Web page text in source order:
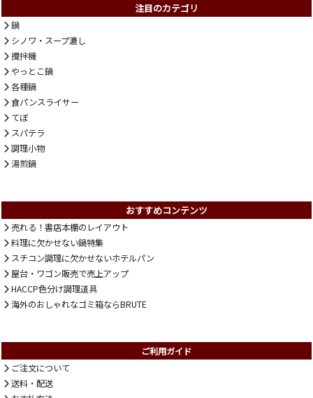
注目のカテゴリ
鍋
シノワ・スープ漉し
攪拌機
やっとこ鍋
各種鍋
食パンスライサー
てぼ
スパテラ
調理小物
湯煎鍋
おすすめコンテンツ
売れる！書店本棚のレイアウト
料理に欠かせない鍋特集
スチコン調理に欠かせないホテルパン
屋台・ワゴン販売で売上アップ
HACCP色分け調理道具
海外のおしゃれなゴミ箱ならBRUTE
ご利用ガイド
ご注文について
送料・配送